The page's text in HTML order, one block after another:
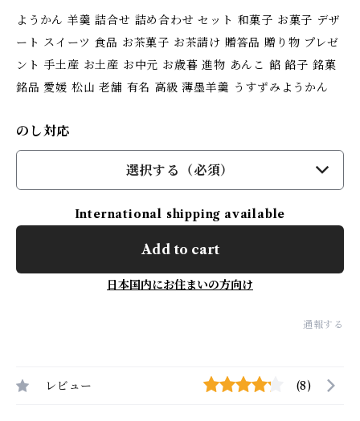
ようかん 羊羹 詰合せ 詰め合わせ セット 和菓子 お菓子 デザ
ート スイーツ 食品 お茶菓子 お茶請け 贈答品 贈り物 プレゼ
ント 手土産 お土産 お中元 お歳暮 進物 あんこ 餡 餡子 銘菓
銘品 愛媛 松山 老舗 有名 高級 薄墨羊羹 うすずみようかん
のし対応
選択する（必須）
International shipping available
Add to cart
日本国内にお住まいの方向け
通報する
レビュー (8)